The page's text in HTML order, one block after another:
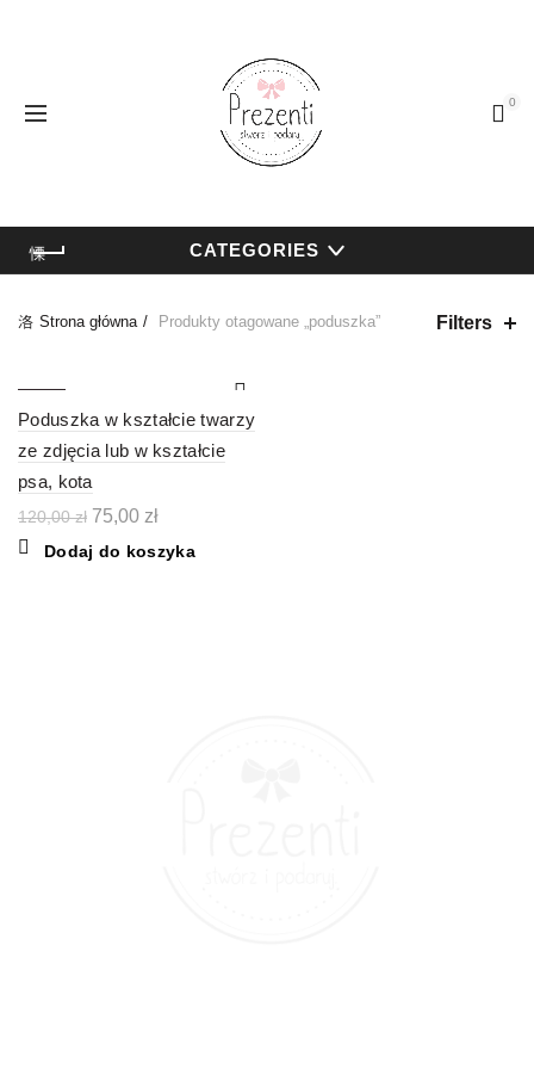
0
CATEGORIES
Strona główna Produkty otagowane „poduszka” Filters
Poduszka w kształcie twarzy
ze zdjęcia lub w kształcie
psa, kota
120,00zł Pierwotna
wynosiła:
75,00 złAktualna
wynosi:
Dodaj do koszyka